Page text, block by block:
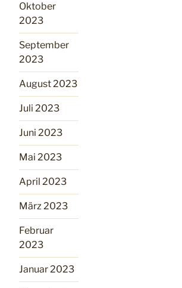
Oktober
2023
September
2023
August 2023
Juli 2023
Juni 2023
Mai 2023
April 2023
März 2023
Februar
2023
Januar 2023